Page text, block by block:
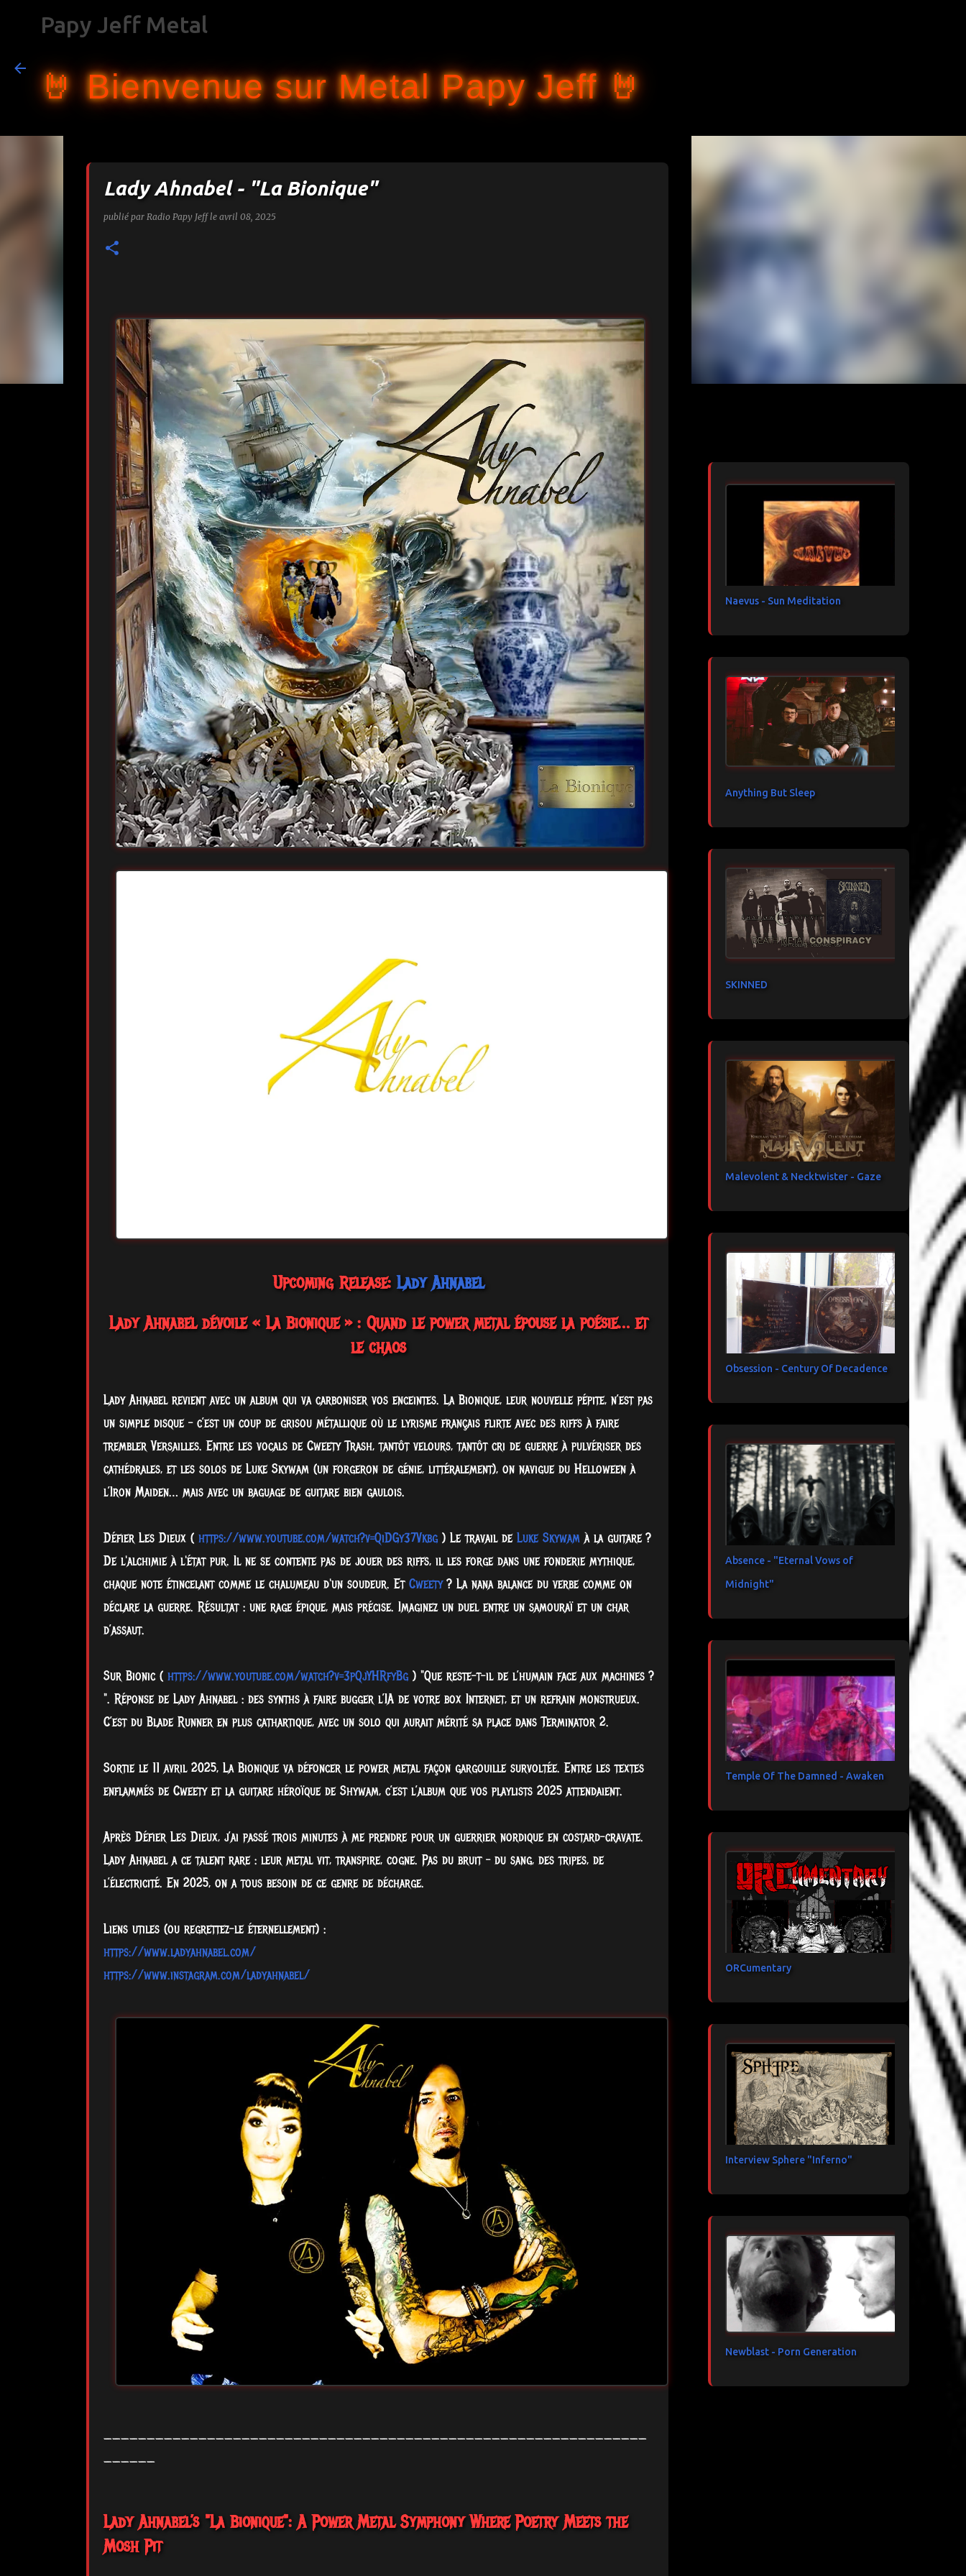
Papy Jeff Metal
🤘 Bienvenue sur Metal Papy Jeff 🤘
Lady Ahnabel - "La Bionique"
publié par Radio Papy Jeff le avril 08, 2025
Upcoming Release:Lady Ahnabel
Lady Ahnabel dévoile « La Bionique » : Quand le power metal épouse la poésie… et
le chaos
Lady Ahnabel revient avec un album qui va carboniser vos enceintes. La Bionique, leur nouvelle pépite, n’est pas
un simple disque – c’est un coup de grisou métallique où le lyrisme français flirte avec des riffs à faire
trembler Versailles. Entre les vocals de Cweety Trash, tantôt velours, tantôt cri de guerre à pulvériser des
cathédrales, et les solos de Luke Skywam (un forgeron de génie, littéralement), on navigue du Helloween à
l’Iron Maiden… mais avec un baguage de guitare bien gaulois.
Défier Les Dieux ( https://www.youtube.com/watch?v=QiDGy37Vkbg) Le travail de Luke Skywamà la guitare ?
De l'alchimie à l'état pur. Il ne se contente pas de jouer des riffs, il les forge dans une fonderie mythique,
chaque note étincelant comme le chalumeau d'un soudeur. EtCweety? La nana balance du verbe comme on
déclare la guerre. Résultat : une rage épique, mais précise. Imaginez un duel entre un samouraï et un char
d’assaut.
Sur Bionic ( https://www.youtube.com/watch?v=3pQjYHRfyBg) "Que reste-t-il de l’humain face aux machines ?
". Réponse de Lady Ahnabel : des synths à faire bugger l’IA de votre box Internet, et un refrain monstrueux.
C’est du Blade Runner en plus cathartique, avec un solo qui aurait mérité sa place dans Terminator 2.
Sortie le 11 avril 2025, La Bionique va défoncer le power metal façon gargouille survoltée. Entre les textes
enflammés de Cweety et la guitare héroïque de Shywam, c’est l’album que vos playlists 2025 attendaient.
Après Défier Les Dieux, j’ai passé trois minutes à me prendre pour un guerrier nordique en costard-cravate.
Lady Ahnabel a ce talent rare : leur metal vit, transpire, cogne. Pas du bruit – du sang, des tripes, de
l’électricité. En 2025, on a tous besoin de ce genre de décharge.
Liens utiles (ou regrettez-le éternellement) :
https://www.ladyahnabel.com/
https://www.instagram.com/ladyahnabel/
_______________________________________________________________
______
Lady Ahnabel’s "La Bionique": A Power Metal Symphony Where Poetry Meets the
Mosh Pit
Naevus - Sun Meditation
Anything But Sleep
SKINNED
Malevolent & Necktwister - Gaze
Obsession - Century Of Decadence
Absence - "Eternal Vows of
Midnight"
Temple Of The Damned - Awaken
ORCumentary
Interview Sphere "Inferno"
Newblast - Porn Generation